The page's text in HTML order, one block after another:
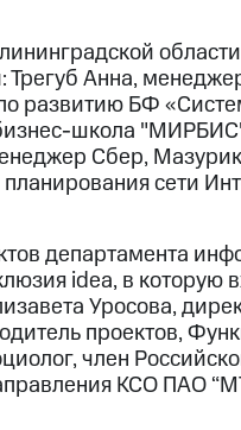
Анна,
развитию БФ
школа
Сбер,
сети
департамента
idea, в которую
Уросова,
проектов,
член
КСО ПАО